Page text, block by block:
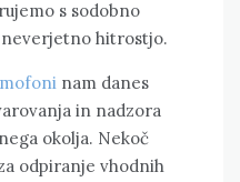
s sodobno
hitrostjo.
nam danes
in nadzora
okolja. Nekoč
odpiranje vhodnih